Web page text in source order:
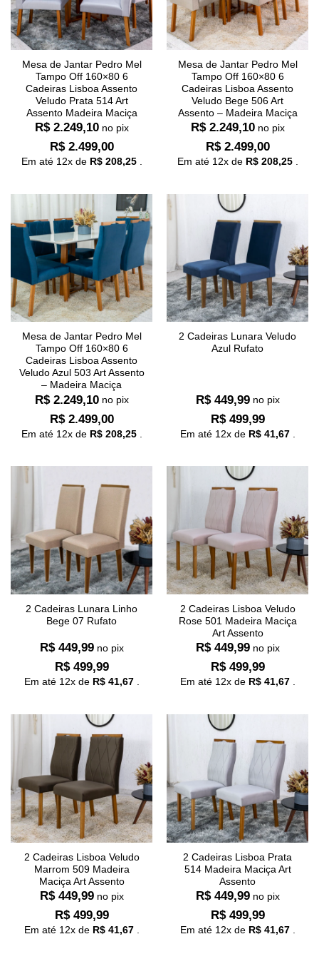
Mesa de Jantar Pedro Mel
Tampo Off 160×80 6
Cadeiras Lisboa Assento
Veludo Prata 514 Art
Assento Madeira Maciça
R$2.249,10 no pix
R$2.499,00
Em até 12x de R$208,25.
Mesa de Jantar Pedro Mel
Tampo Off 160×80 6
Cadeiras Lisboa Assento
Veludo Bege 506 Art
Assento – Madeira Maciça
R$2.249,10 no pix
R$2.499,00
Em até 12x de R$208,25.
Mesa de Jantar Pedro Mel
Tampo Off 160×80 6
Cadeiras Lisboa Assento
Veludo Azul 503 Art Assento
– Madeira Maciça
R$2.249,10 no pix
R$2.499,00
Em até 12x de R$208,25.
2 Cadeiras Lunara Veludo
Azul Rufato
R$449,99 no pix
R$499,99
Em até 12x de R$41,67.
2 Cadeiras Lunara Linho
Bege 07 Rufato
R$449,99 no pix
R$499,99
Em até 12x de R$41,67.
2 Cadeiras Lisboa Veludo
Rose 501 Madeira Maciça
Art Assento
R$449,99 no pix
R$499,99
Em até 12x de R$41,67.
2 Cadeiras Lisboa Veludo
Marrom 509 Madeira
Maciça Art Assento
R$449,99 no pix
R$499,99
Em até 12x de R$41,67.
2 Cadeiras Lisboa Prata
514 Madeira Maciça Art
Assento
R$449,99 no pix
R$499,99
Em até 12x de R$41,67.